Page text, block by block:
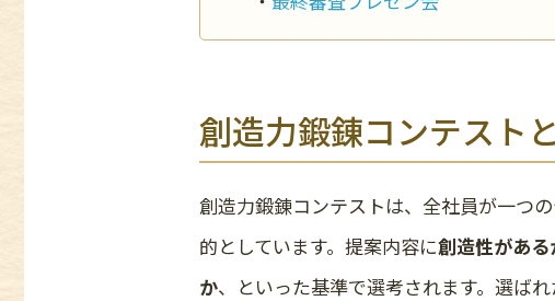
創造力鍛錬コンテスト
創造力鍛錬コンテストは、全社員が一つ
的としています。提案内容に創造性があ
か、といった基準で選考されます。選ば